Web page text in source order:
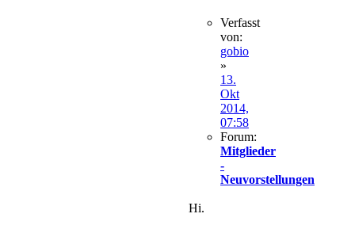
Verfasst
von:
gobio
»
13.
Okt
2014,
07:58
Forum:
Mitglieder
-
Neuvorstellungen
Hi.